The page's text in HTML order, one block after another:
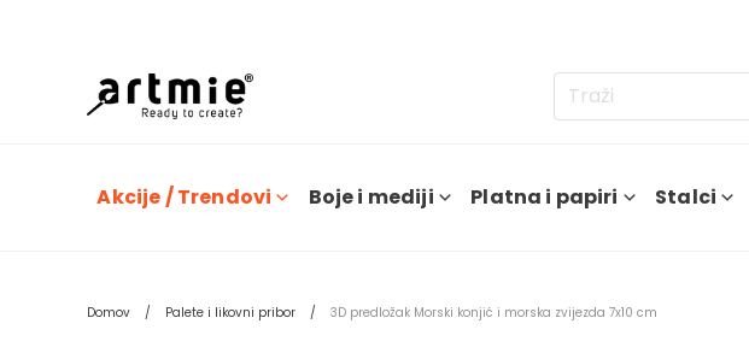
Akcije / Trendovi Boje i mediji Platna i papiri Stalci
Domov Palete i likovni pribor 3D predložak Morski konjić i morska zvijezda 7x10 cm